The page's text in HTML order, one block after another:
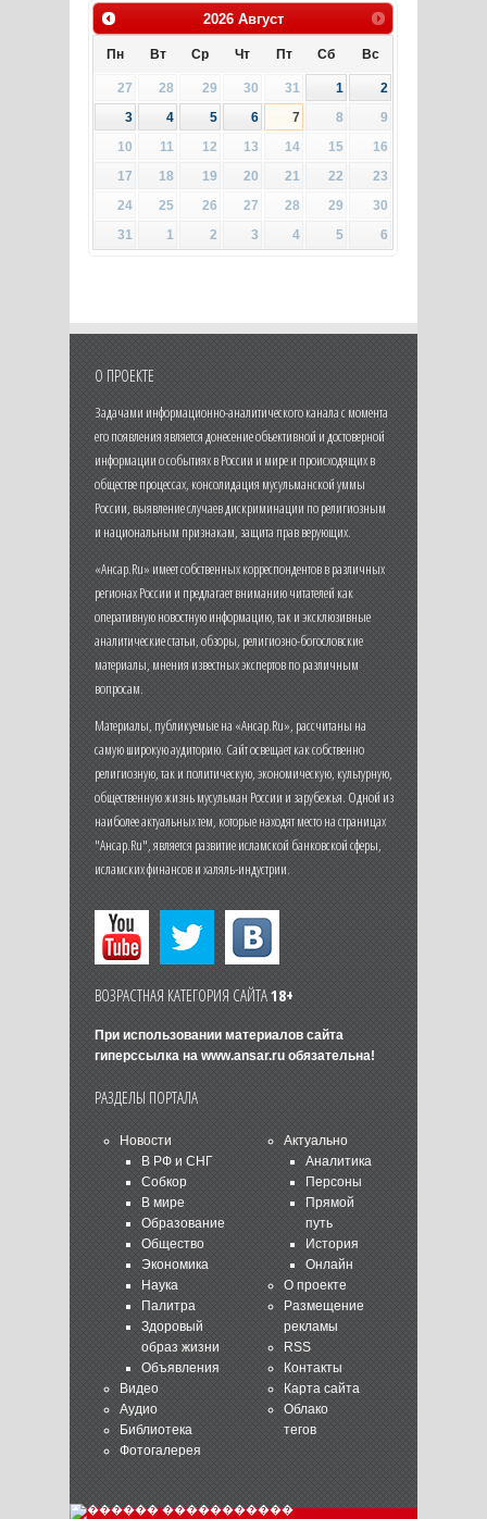
2026 Август
Пн Вт Ср Чт Пт Сб Вс
27 28 29 30 31 1
2
3
4 5 6 7 8
9
10
11 12 13 14 15
16
17
18 19 20 21 22
23
24
25 26 27 28 29
30
31
1 2 3 4 5 6
О ПРОЕКТЕ
Задачами информационно-аналитического канала с момента
его появления является донесение объективной и достоверной
информации о событиях в России и мире и происходящих в
обществе процессах, консолидация мусульманской уммы
России, выявление случаев дискриминации по религиозным
и национальным признакам, защита прав верующих.
«Ансар.Ru» имеет собственных корреспондентов в различных
регионах России и предлагает вниманию читателей как
оперативную новостную информацию, так и эксклюзивные
аналитические статьи, обзоры, религиозно-богословские
материалы, мнения известных экспертов по различным
вопросам.
Материалы, публикуемые на «Ансар.Ru», рассчитаны на
самую широкую аудиторию. Сайт освещает как собственно
религиозную, так и политическую, экономическую, культурную,
общественную жизнь мусульман России и зарубежья. Одной из
наиболее актуальных тем, которые находят место на страницах
"Ансар.Ru", является развитие исламской банковской сферы,
исламских финансов и халяль-индустрии.
ВОЗРАСТНАЯ КАТЕГОРИЯ САЙТА18+
При использовании материалов сайта
гиперссылка на www.ansar.ruобязательна!
РАЗДЕЛЫ ПОРТАЛА
Новости
В РФ и СНГ
Собкор
В мире
Образование
Общество
Экономика
Наука
Палитра
Здоровый
образ жизни
Объявления
Видео
Аудио
Библиотека
Фотогалерея
Актуально
Аналитика
Персоны
Прямой
путь
История
Онлайн
О проекте
Размещение
рекламы
RSS
Контакты
Карта сайта
Облако
тегов